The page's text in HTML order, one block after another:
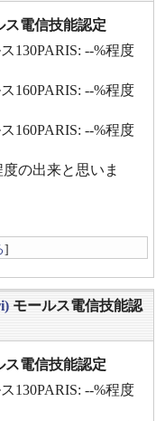
ス電信技能認定
130PARIS: --%程度
160PARIS: --%程度
160PARIS: --%程度
の出来と思いま
]
モールス電信技能認
ス電信技能認定
130PARIS: --%程度